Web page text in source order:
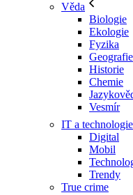
Věda
Biologie
Ekologie
Fyzika
Geografie
Historie
Chemie
Vesmír
IT a technologie
Digital
Mobil
Trendy
True crime